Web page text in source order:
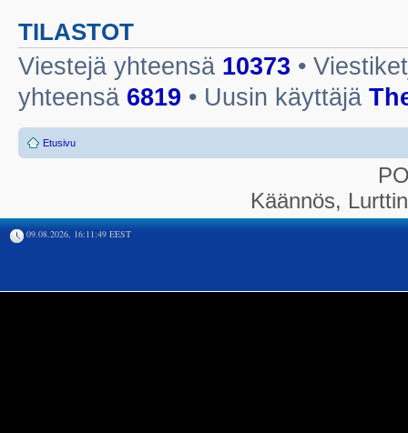
TILASTOT
Viestejä yhteensä 10373 •
yhteensä 6819 • Uusin käyttäjä
Etusivu
Käännös,
09.08.2026, 16:11:49 EEST